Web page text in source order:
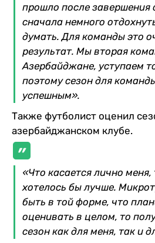
прошло после завершения
сначала немного
думать. Для команды это
результат. Мы вторая
Азербайджане, уступаем
поэтому сезон для
успешным».
Также футболист оценил
азербайджанском клубе.
«Что касается лично меня,
хотелось бы лучше.
быть в той форме, что
оценивать в целом, то
сезон как для меня, так и